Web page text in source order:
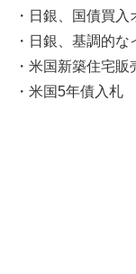
・日銀、国債買入
・日銀、基調的
・米国新築住宅販
・米国5年債入札